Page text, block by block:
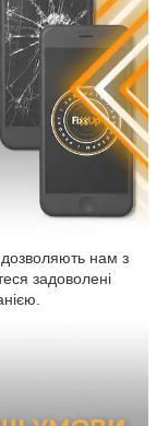
дозволяють нам з
задоволені